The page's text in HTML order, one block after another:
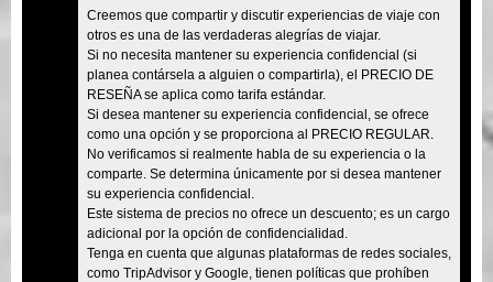
Creemos que compartir y discutir experiencias de viaje con
otros es una de las verdaderas alegrías de viajar.
Si no necesita mantener su experiencia confidencial (si
planea contársela a alguien o compartirla), el PRECIO DE
RESEÑA se aplica como tarifa estándar.
Si desea mantener su experiencia confidencial, se ofrece
como una opción y se proporciona al PRECIO REGULAR.
No verificamos si realmente habla de su experiencia o la
comparte. Se determina únicamente por si desea mantener
su experiencia confidencial.
Este sistema de precios no ofrece un descuento; es un cargo
adicional por la opción de confidencialidad.
Tenga en cuenta que algunas plataformas de redes sociales,
como TripAdvisor y Google, tienen políticas que prohíben